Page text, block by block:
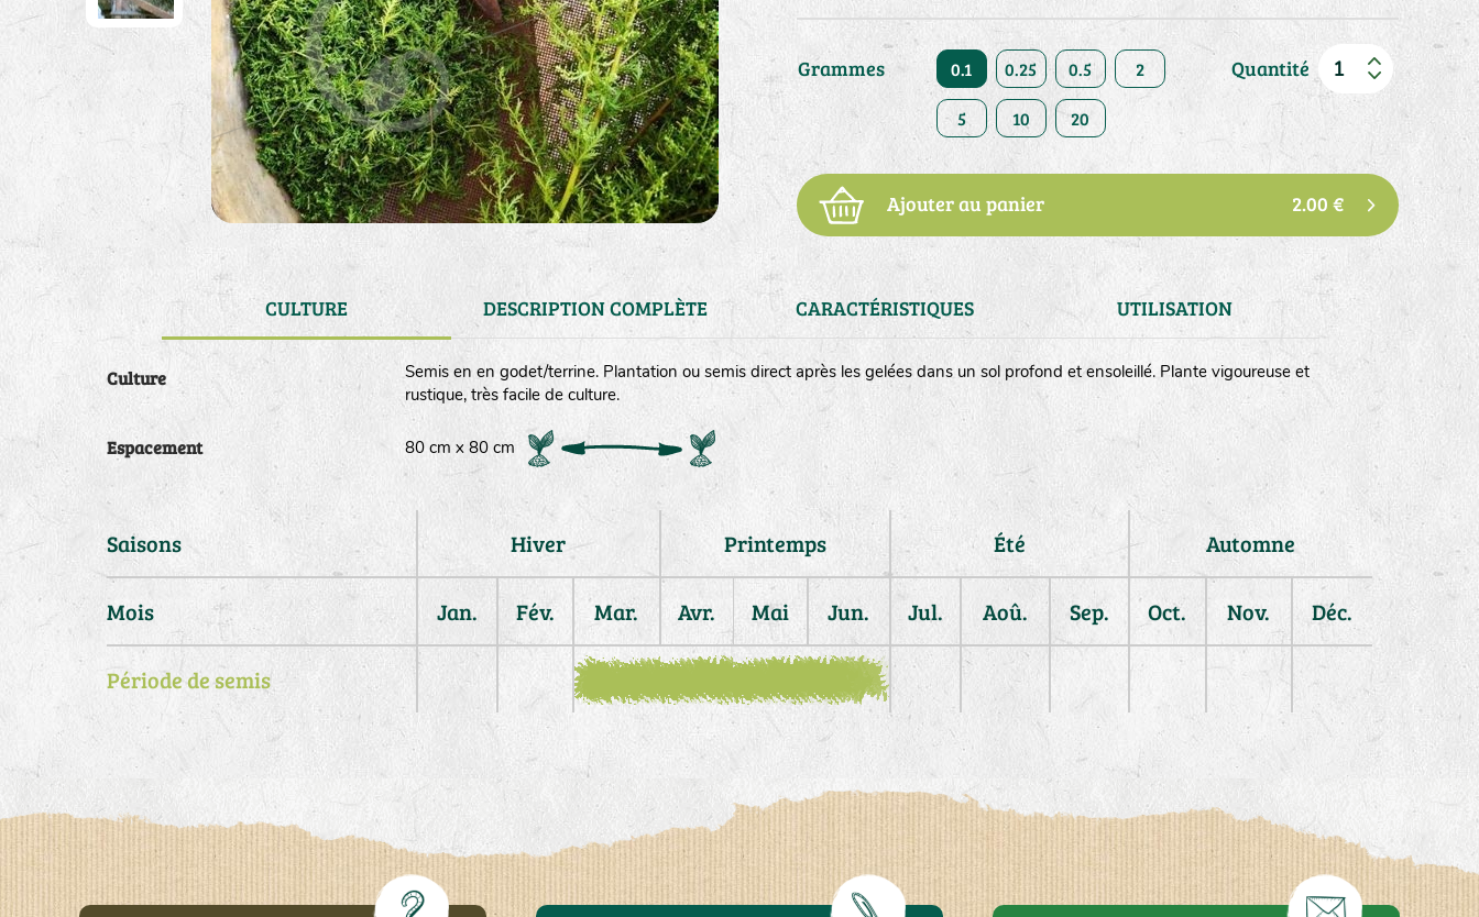
Grammes 0.1 0.25 0.5 2
5 10 20
Quantité
Ajouter au panier 2.00 €
CULTURE DESCRIPTION COMPLÈTE CARACTÉRISTIQUES UTILISATION
Culture
Semis en en godet/terrine. Plantation ou semis direct après les gelées dans un sol profond et ensoleillé. Plante vigoureuse et
rustique, très facile de culture.
Espacement 80 cm x 80 cm
Saisons Hiver Printemps Été Automne
Mois Jan. Fév. Mar. Avr. Mai Jun. Jul. Aoû. Sep. Oct. Nov. Déc.
Période de semis